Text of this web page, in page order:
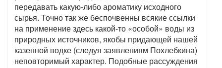
передавать какую-либо ароматику исходного
сырья. Точно так же беспочвенны всякие ссылки
на применение здесь какой-то «особой» воды из
природных источников, якобы придающей нашей
казенной водке (следуя заявлениям Похлебкина)
неповторимый характер. Подобные рассуждения